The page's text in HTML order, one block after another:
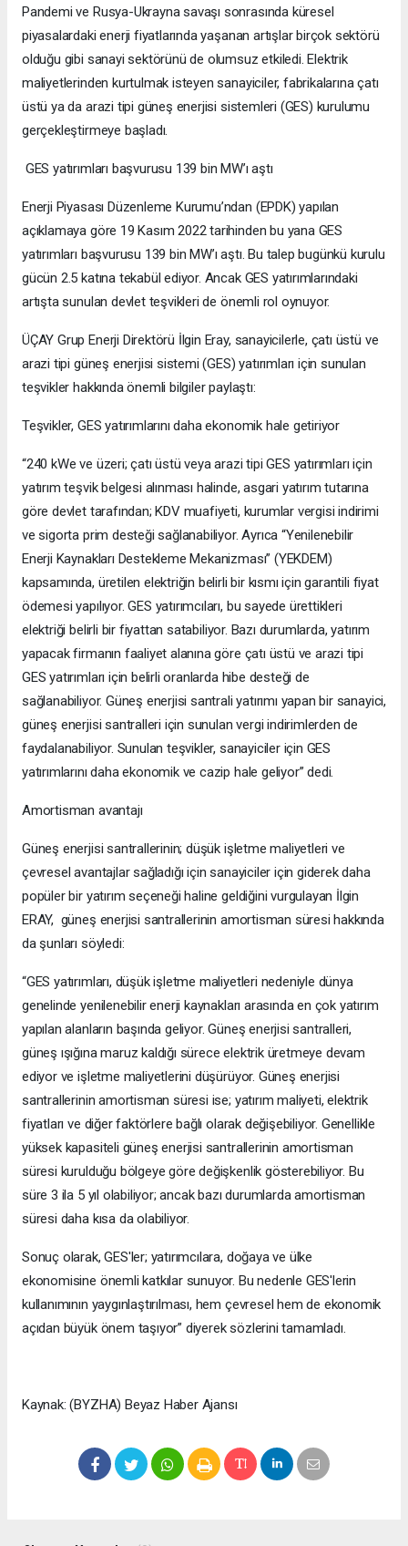
Pandemi ve Rusya-Ukrayna savaşı sonrasında küresel
piyasalardaki enerji fiyatlarında yaşanan artışlar birçok sektörü
olduğu gibi sanayi sektörünü de olumsuz etkiledi. Elektrik
maliyetlerinden kurtulmak isteyen sanayiciler, fabrikalarına çatı
üstü ya da arazi tipi güneş enerjisi sistemleri (GES) kurulumu
gerçekleştirmeye başladı.
GES yatırımları başvurusu 139 bin MW’ı aştı
Enerji Piyasa­sı Düzenleme Kurumu’ndan (EPDK) yapılan
açıklamaya göre 19 Kasım 2022 tarihinden bu yana GES
yatırımları başvurusu 139 bin MW’ı aştı. Bu talep bugünkü kurulu
gücün 2.5 katına tekabül ediyor. Ancak GES yatırımlarındaki
artışta sunulan devlet teşvikleri de önemli rol oynuyor.
ÜÇAY Grup Enerji Direktörü İlgin Eray, sanayicilerle, çatı üstü ve
arazi tipi güneş enerjisi sistemi (GES) yatırımları için sunulan
teşvikler hakkında önemli bilgiler paylaştı:
Teşvikler, GES yatırımlarını daha ekonomik hale getiriyor
“240 kWe ve üzeri; çatı üstü veya arazi tipi GES yatırımları için
yatırım teşvik belgesi alınması halinde, asgari yatırım tutarına
göre devlet tarafından; KDV muafiyeti, kurumlar vergisi indirimi
ve sigorta prim desteği sağlanabiliyor. Ayrıca “Yenilenebilir
Enerji Kaynakları Destekleme Mekanizması” (YEKDEM)
kapsamında, üretilen elektriğin belirli bir kısmı için garantili fiyat
ödemesi yapılıyor. GES yatırımcıları, bu sayede ürettikleri
elektriği belirli bir fiyattan satabiliyor. Bazı durumlarda, yatırım
yapacak firmanın faaliyet alanına göre çatı üstü ve arazi tipi
GES yatırımları için belirli oranlarda hibe desteği de
sağlanabiliyor. Güneş enerjisi santrali yatırımı yapan bir sanayici,
güneş enerjisi santralleri için sunulan vergi indirimlerden de
faydalanabiliyor. Sunulan teşvikler, sanayiciler için GES
yatırımlarını daha ekonomik ve cazip hale geliyor” dedi.
Amortisman avantajı
Güneş enerjisi santrallerinin; düşük işletme maliyetleri ve
çevresel avantajlar sağladığı için sanayiciler için giderek daha
popüler bir yatırım seçeneği haline geldiğini vurgulayan İlgin
ERAY, güneş enerjisi santrallerinin amortisman süresi hakkında
da şunları söyledi:
“GES yatırımları, düşük işletme maliyetleri nedeniyle dünya
genelinde yenilenebilir enerji kaynakları arasında en çok yatırım
yapılan alanların başında geliyor. Güneş enerjisi santralleri,
güneş ışığına maruz kaldığı sürece elektrik üretmeye devam
ediyor ve işletme maliyetlerini düşürüyor. Güneş enerjisi
santrallerinin amortisman süresi ise; yatırım maliyeti, elektrik
fiyatları ve diğer faktörlere bağlı olarak değişebiliyor. Genellikle
yüksek kapasiteli güneş enerjisi santrallerinin amortisman
süresi kurulduğu bölgeye göre değişkenlik gösterebiliyor. Bu
süre 3 ila 5 yıl olabiliyor; ancak bazı durumlarda amortisman
süresi daha kısa da olabiliyor.
Sonuç olarak, GES'ler; yatırımcılara, doğaya ve ülke
ekonomisine önemli katkılar sunuyor. Bu nedenle GES'lerin
kullanımının yaygınlaştırılması, hem çevresel hem de ekonomik
açıdan büyük önem taşıyor” diyerek sözlerini tamamladı.
Kaynak: (BYZHA) Beyaz Haber Ajansı